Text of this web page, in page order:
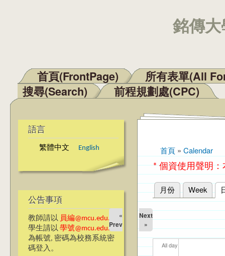
銘傳
主選單
首頁(FrontPage)
所有表單(All
搜尋(Search)
前程規劃處(CPC)
語言
繁體中文 English
公告事項
教師請以 員編@mcu.edu.tw
學生請以 學號@mcu.edu.tw
為帳號, 密碼為校務系統密
碼登入。
您在這裡
首頁 » Calendar
* 個資使用聲明
主要索引標籤
月份 Week
«
Prev
Next
»
All day